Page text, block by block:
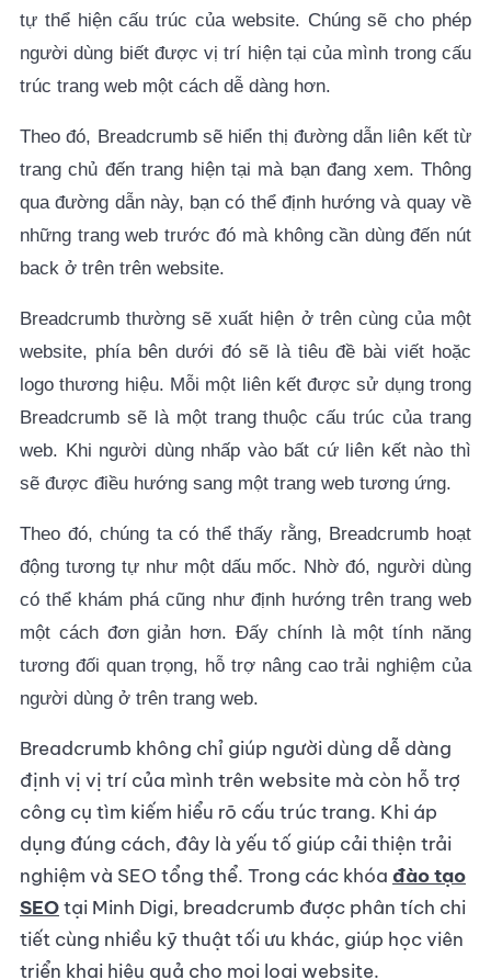
3.4. Tác động tích cực đến công cụ tìm kiếm
Google
4. Hướng dẫn tối ưu Breadcrumb hiệu quả trong SEO
tự thể hiện cấu trúc của website. Chúng sẽ cho phép
người dùng biết được vị trí hiện tại của mình trong cấu
trúc trang web một cách dễ dàng hơn.
Theo đó, Breadcrumb sẽ hiển thị đường dẫn liên kết từ
trang chủ đến trang hiện tại mà bạn đang xem. Thông
qua đường dẫn này, bạn có thể định hướng và quay về
những trang web trước đó mà không cần dùng đến nút
back ở trên trên website.
Breadcrumb thường sẽ xuất hiện ở trên cùng của một
website, phía bên dưới đó sẽ là tiêu đề bài viết hoặc
logo thương hiệu. Mỗi một liên kết được sử dụng trong
Breadcrumb sẽ là một trang thuộc cấu trúc của trang
web. Khi người dùng nhấp vào bất cứ liên kết nào thì
sẽ được điều hướng sang một trang web tương ứng.
Theo đó, chúng ta có thể thấy rằng, Breadcrumb hoạt
động tương tự như một dấu mốc. Nhờ đó, người dùng
có thể khám phá cũng như định hướng trên trang web
một cách đơn giản hơn. Đấy chính là một tính năng
tương đối quan trọng, hỗ trợ nâng cao trải nghiệm của
người dùng ở trên trang web.
Breadcrumb không chỉ giúp người dùng dễ dàng
định vị vị trí của mình trên website mà còn hỗ trợ
công cụ tìm kiếm hiểu rõ cấu trúc trang. Khi áp
dụng đúng cách, đây là yếu tố giúp cải thiện trải
nghiệm và SEO tổng thể. Trong các khóa đào tạo
SEOtại Minh Digi, breadcrumb được phân tích chi
tiết cùng nhiều kỹ thuật tối ưu khác, giúp học viên
triển khai hiệu quả cho mọi loại website.